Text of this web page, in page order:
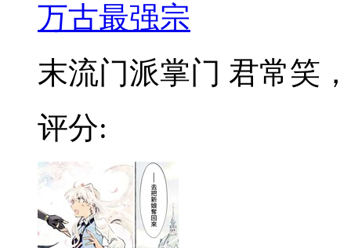
万古最强宗
末流门派掌门 君常笑
评分: